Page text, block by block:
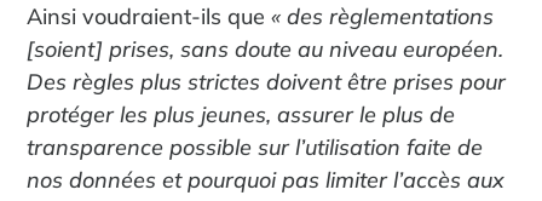
Ainsi voudraient-ils que« des règlementations
[soient] prises, sans doute au niveau européen.
Des règles plus strictes doivent être prises pour
protéger les plus jeunes, assurer le plus de
transparence possible sur l’utilisation faite de
nos données et pourquoi pas limiter l’accès aux